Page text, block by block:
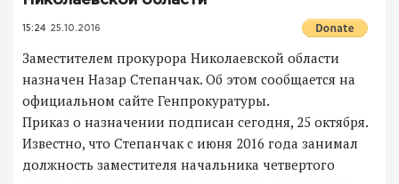
15:24 25.10.2016
Заместителем прокурора Николаевской области
назначен Назар Степанчак. Об этом сообщается на
официальном сайте Генпрокуратуры.
Приказ о назначении подписан сегодня, 25 октября.
Известно, что Степанчак с июня 2016 года занимал
должность заместителя начальника четвертого